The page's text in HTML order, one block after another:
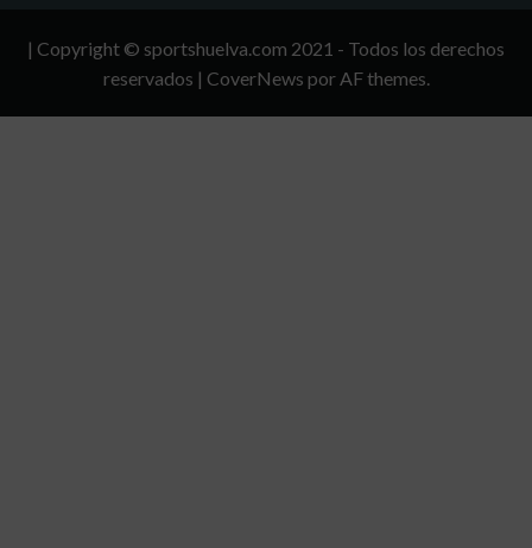
CONDICIONES
| Copyright © sportshuelva.com 2021 - Todos los derechos
reservados | CoverNews por AF themes.